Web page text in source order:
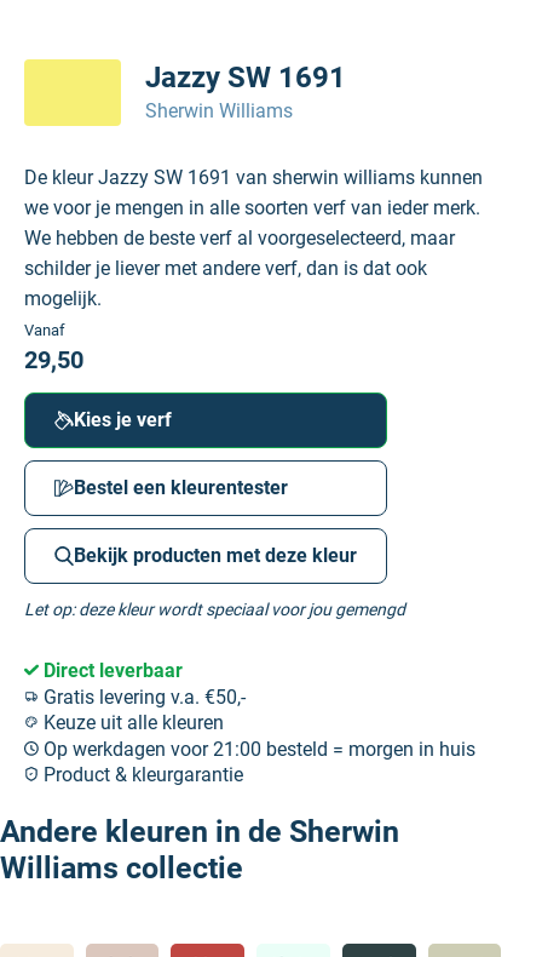
Jazzy SW 1691
Sherwin Williams
De kleur Jazzy SW 1691 van sherwin williams kunnen
we voor je mengen in alle soorten verf van ieder merk.
We hebben de beste verf al voorgeselecteerd, maar
schilder je liever met andere verf, dan is dat ook
mogelijk.
Vanaf
29,50
Kies je verf
Bestel een kleurentester
Bekijk producten met deze kleur
Let op: deze kleur wordt speciaal voor jou gemengd
Direct leverbaar
Gratis levering v.a. €50,-
Keuze uit alle kleuren
Op werkdagen voor 21:00 besteld = morgen in huis
Product & kleurgarantie
Andere kleuren in de Sherwin
Williams collectie